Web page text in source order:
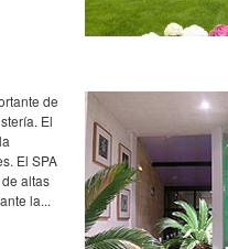
de
El
El SPA
altas
la...